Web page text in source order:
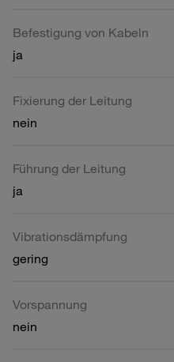
Befestigung von Kabeln
ja
Fixierung der Leitung
nein
Führung der Leitung
ja
Vibrationsdämpfung
gering
Vorspannung
nein